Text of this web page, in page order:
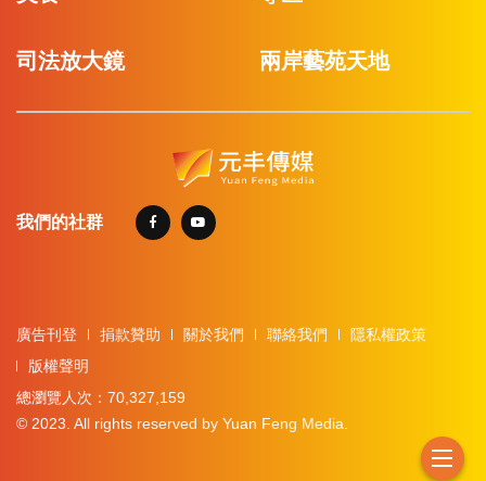
司法放大鏡 兩岸藝苑天地
我們的社群
廣告刊登 捐款贊助 關於我們 聯絡我們
隱私權政策
版權聲明
總瀏覽人次：70,327,159
© 2023. All rights reserved by Yuan Feng Media.